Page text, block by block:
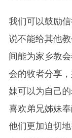
我们可以鼓励
说不能给其他
间能为家乡教
会的牧者分享
妹可以为自己
喜欢弟兄姊妹
他们更加迫切